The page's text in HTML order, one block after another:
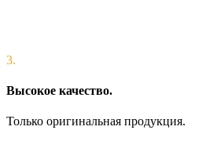
3.
Высокое качество.
Только оригинальная продукция.